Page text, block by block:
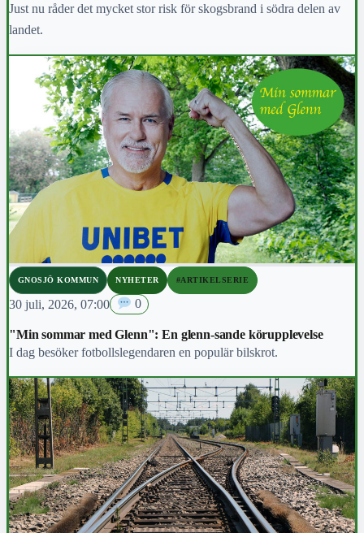
Just nu råder det mycket stor risk för skogsbrand i södra delen av
landet.
GNOSJÖ KOMMUN NYHETER #ARTIKELSERIE
30 juli, 2026, 07:00 0
"Min sommar med Glenn": En glenn-sande körupplevelse
I dag besöker fotbollslegendaren en populär bilskrot.